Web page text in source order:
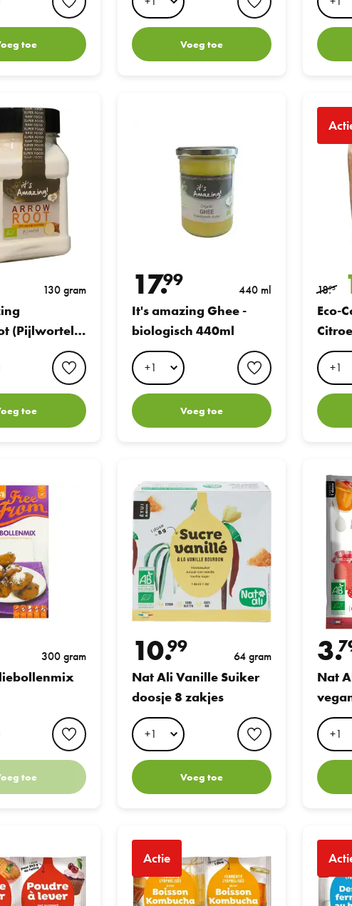
toe Voeg toe
130 gram
(Pijlwortel)
favorite button
toe
17.99 440 ml
It's amazing Ghee -
biologisch 440ml
favorite button
Voeg toe
18.
95
Eco-
300 gram
favorite button
toe
10.99 64 gram
Nat Ali Vanille Suiker
doosje 8 zakjes
favorite button
Voeg toe
3.
Nat
Actie